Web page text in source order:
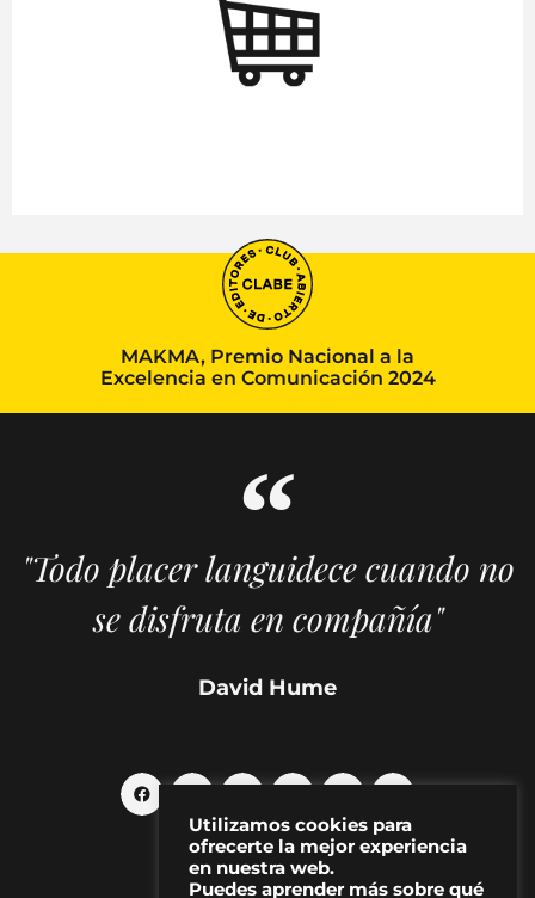
MAKMA, Premio Nacional a la
Excelencia en Comunicación 2024
"Todo placer languidece cuando no
se disfruta en compañía"
David Hume
Utilizamos cookies para
ofrecerte la mejor experiencia
en nuestra web.
Puedes aprender más sobre qué